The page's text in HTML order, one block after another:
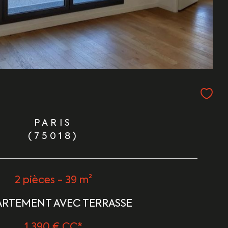
PARIS
(75018)
2 pièces - 39 m²
AVEC TERRASSE